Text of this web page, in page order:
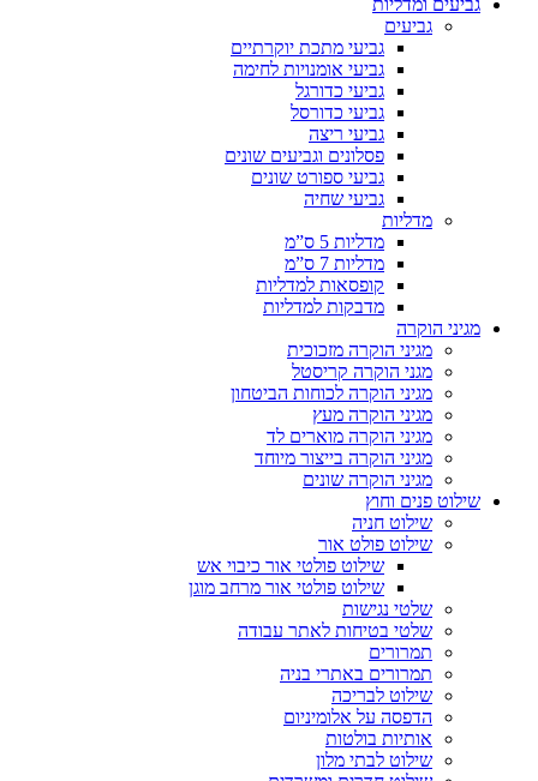
גביעים ומדליות
גביעים
גביעי מתכת יוקרתיים
גביעי אומנויות לחימה
גביעי כדורגל
גביעי כדורסל
גביעי ריצה
פסלונים וגביעים שונים
גביעי ספורט שונים
גביעי שחיה
מדליות
מדליות 5 ס”מ
מדליות 7 ס”מ
קופסאות למדליות
מדבקות למדליות
מגיני הוקרה
מגיני הוקרה מזכוכית
מגני הוקרה קריסטל
מגיני הוקרה לכוחות הביטחון
מגיני הוקרה מעץ
מגיני הוקרה מוארים לד
מגיני הוקרה בייצור מיוחד
מגיני הוקרה שונים
שילוט פנים וחוץ
שילוט חניה
שילוט פולט אור
שילוט פולטי אור כיבוי אש
שילוט פולטי אור מרחב מוגן
שלטי נגישות
שלטי בטיחות לאתר עבודה
תמרורים
תמרורים באתרי בניה
שילוט לבריכה
הדפסה על אלומיניום
אותיות בולטות
שילוט לבתי מלון